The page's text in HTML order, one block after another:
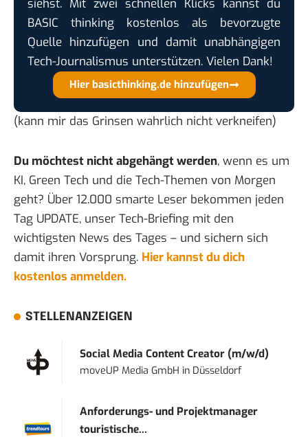
siehst. Mit zwei schnellen Klicks kannst du
BASIC thinking kostenlos als bevorzugte
Quelle hinzufügen und damit unabhängigen
Tech-Journalismus unterstützen. Vielen Dank!
Hier basicthinking.de hinzufügen
(kann mir das Grinsen wahrlich nicht verkneifen)
Du möchtest nicht abgehängt werden, wenn es um
KI, Green Tech und die Tech-Themen von Morgen
geht? Über 12.000 smarte Leser bekommen jeden
Tag UPDATE, unser Tech-Briefing mit den
wichtigsten News des Tages – und sichern sich
damit ihren Vorsprung. Hier kannst du dich
kostenlos anmelden.
STELLENANZEIGEN
Social Media Content Creator (m/w/d)
moveUP Media GmbH in Düsseldorf
Anforderungs- und Projektmanager
touristische...